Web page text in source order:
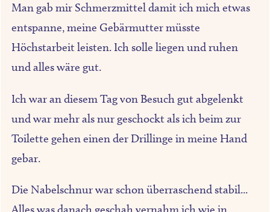
Man gab mir Schmerzmittel damit ich mich etwas
entspanne, meine Gebärmutter müsste
Höchstarbeit leisten. Ich solle liegen und ruhen
und alles wäre gut.
Ich war an diesem Tag von Besuch gut abgelenkt
und war mehr als nur geschockt als ich beim zur
Toilette gehen einen der Drillinge in meine Hand
gebar.
Die Nabelschnur war schon überraschend stabil...
Alles was danach geschah vernahm ich wie in